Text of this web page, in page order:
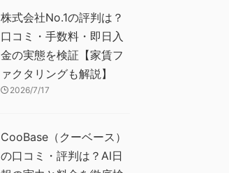
株式会社No.1の評判は？
口コミ・手数料・即日入
金の実態を検証【家賃フ
ァクタリングも解説】
2026/7/17
CooBase（クーベース）
の口コミ・評判は？AI日